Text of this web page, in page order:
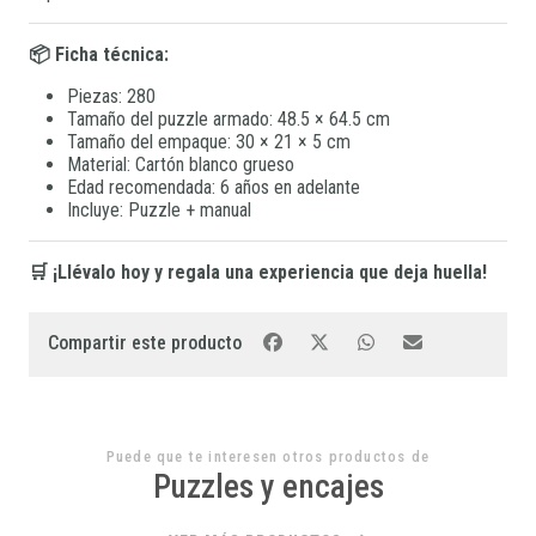
📦 Ficha técnica:
Piezas: 280
Tamaño del puzzle armado: 48.5 × 64.5 cm
Tamaño del empaque: 30 × 21 × 5 cm
Material: Cartón blanco grueso
Edad recomendada: 6 años en adelante
Incluye: Puzzle + manual
🛒 ¡Llévalo hoy y regala una experiencia que deja huella!
Compartir este producto
Puede que te interesen otros productos de
Puzzles y encajes